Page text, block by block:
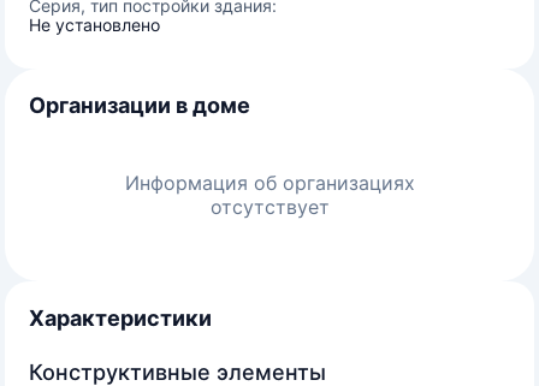
Серия, тип постройки здания:
Не установлено
Организации в доме
Информация об организациях
отсутствует
Характеристики
Конструктивные элементы